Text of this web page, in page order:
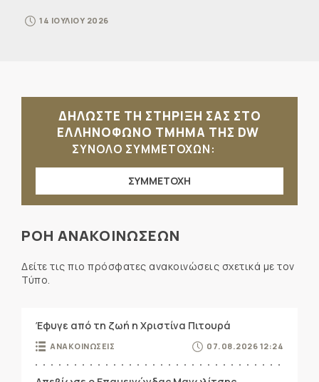
14 ΙΟΥΛΙΟΥ 2026
ΔΗΛΩΣΤΕ ΤΗ ΣΤΗΡΙΞΗ ΣΑΣ ΣΤΟ
ΕΛΛΗΝΟΦΩΝΟ ΤΜΗΜΑ ΤΗΣ DW
ΣΥΝΟΛΟ ΣΥΜΜΕΤΟΧΩΝ:
ΣΥΜΜΕΤΟΧΗ
ΡΟΗ ΑΝΑΚΟΙΝΩΣΕΩΝ
Δείτε τις πιο πρόσφατες ανακοινώσεις σχετικά με τον
Τύπο.
Έφυγε από τη ζωή η Χριστίνα Πιτουρά
ΑΝΑΚΟΙΝΩΣΕΙΣ 07.08.2026 12:24